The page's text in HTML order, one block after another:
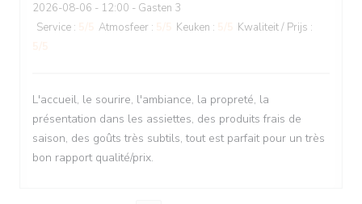
2026-08-06 - 12:00 - Gasten 3
Service : Atmosfeer : Keuken : Kwaliteit / Prijs :
L'accueil, le sourire, l'ambiance, la propreté, la
présentation dans les assiettes, des produits frais de
saison, des goûts très subtils, tout est parfait pour un très
bon rapport qualité/prix.